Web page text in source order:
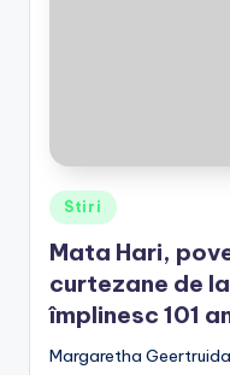
Posted
Stiri
Mata Hari,
curtezane de
împlinesc 101
Margaretha